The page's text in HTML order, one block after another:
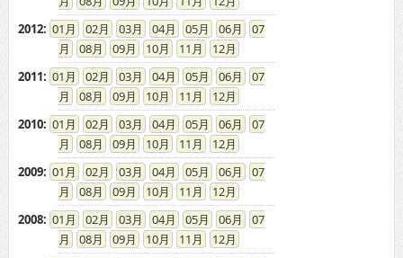
01 02 03 04 05 06
08
09 10 11
12
01 02 03 04 05 06
08
09 10 11
12
01 02 03 04 05 06
08
09 10 11
12
01 02 03 04 05 06
08
09 10 11
12
01 02 03 04 05 06
08
09 10 11
12
01 02 03 04 05 06